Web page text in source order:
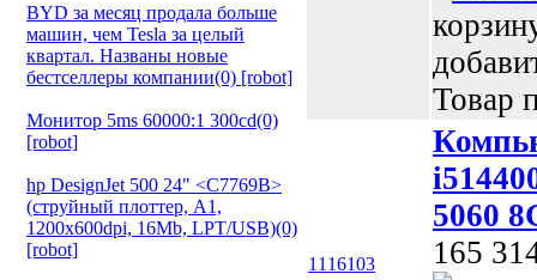
BYD за месяц продала больше
машин, чем Tesla за целый
квартал. Названы новые
бестселлеры компании(0) [robot]
Монитор 5ms 60000:1 300cd(0)
[robot]
hp DesignJet 500 24" <C7769B>
(струйный плоттер, A1,
1200х600dpi, 16Mb, LPT/USB)(0)
[robot]
Товар
1116103
5060
165